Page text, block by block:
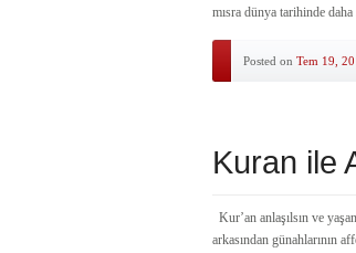
mısra dünya tarihinde
Posted on Tem 19,
Kuran ile
Kur’an anlaşılsın ve
arkasından günahlarının